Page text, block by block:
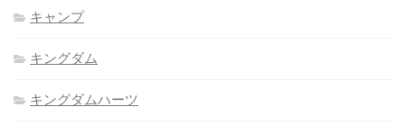
キャンプ
キングダム
キングダムハーツ